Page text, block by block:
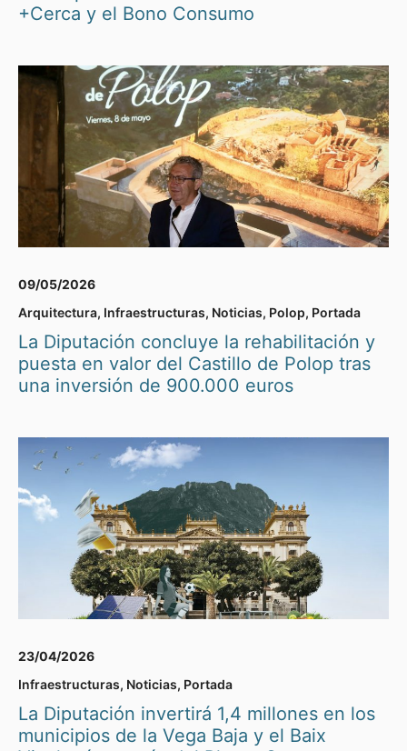
+Cerca y el Bono Consumo
09/05/2026
Arquitectura, Infraestructuras, Noticias, Polop, Portada
La Diputación concluye la rehabilitación y
puesta en valor del Castillo de Polop tras
una inversión de 900.000 euros
23/04/2026
Infraestructuras, Noticias, Portada
La Diputación invertirá 1,4 millones en los
municipios de la Vega Baja y el Baix